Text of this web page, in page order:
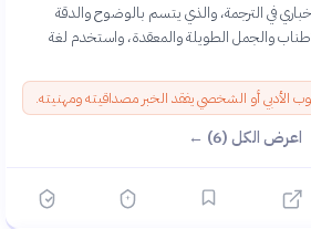
في الترجمة، والذي يتسم بالوضوح والدقة
والجمل الطويلة والمعقدة، واستخدم لغة
الأدبي أو الشخصي يفقد الخبر مصداقيته ومهنيته.
اعرض الكل (6) ←